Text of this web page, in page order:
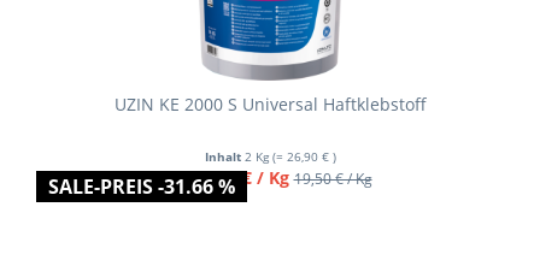
SALE-PREIS -31.66 %
UZIN KE 2000 S Universal Haftklebstoff
Inhalt 2 Kg (= 26,90 € )
ab 13,45 € / Kg 19,50 € / Kg